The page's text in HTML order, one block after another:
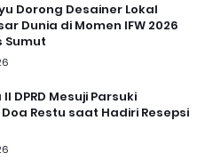
Dorong Desainer Lokal
Dunia di Momen IFW 2026
Sumut
DPRD Mesuji Parsuki
Restu saat Hadiri Resepsi